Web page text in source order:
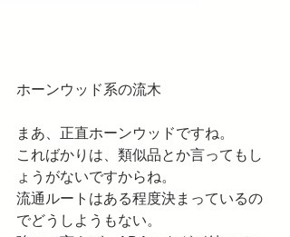
ホーンウッド系の流木
まあ、正直ホーンウッドですね。
こればかりは、類似品とか言ってもし
ょうがないですからね。
流通ルートはある程度決まっているの
でどうしようもない。